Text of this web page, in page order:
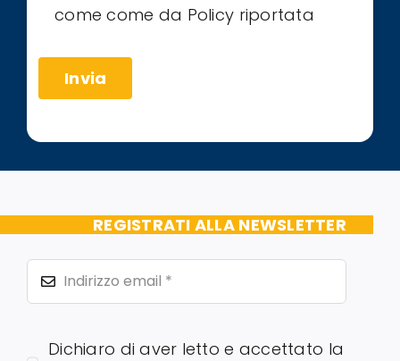
come come da Policy riportata
REGISTRATI ALLA NEWSLETTER
Dichiaro di aver letto e accettato la